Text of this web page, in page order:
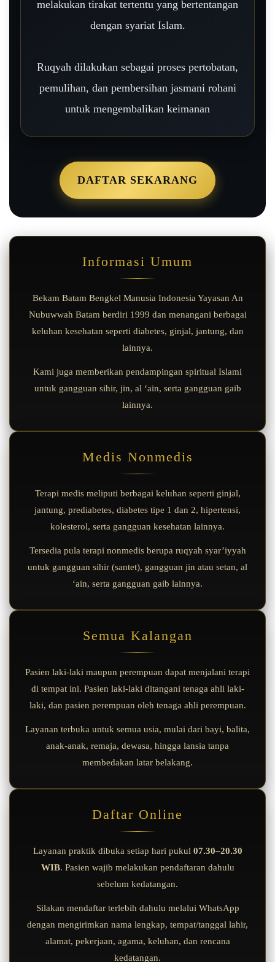
melakukan tirakat tertentu yang bertentangan
dengan syariat Islam.
Ruqyah dilakukan sebagai proses pertobatan,
pemulihan, dan pembersihan jasmani rohani
untuk mengembalikan keimanan
DAFTAR SEKARANG
Informasi Umum
Bekam Batam Bengkel Manusia Indonesia Yayasan An
Nubuwwah Batam berdiri 1999 dan menangani berbagai
keluhan kesehatan seperti diabetes, ginjal, jantung, dan
lainnya.
Kami juga memberikan pendampingan spiritual Islami
untuk gangguan sihir, jin, al ‘ain, serta gangguan gaib
lainnya.
Medis Nonmedis
Terapi medis meliputi berbagai keluhan seperti ginjal,
jantung, prediabetes, diabetes tipe 1 dan 2, hipertensi,
kolesterol, serta gangguan kesehatan lainnya.
Tersedia pula terapi nonmedis berupa ruqyah syar’iyyah
untuk gangguan sihir (santet), gangguan jin atau setan, al
‘ain, serta gangguan gaib lainnya.
Semua Kalangan
Pasien laki-laki maupun perempuan dapat menjalani terapi
di tempat ini. Pasien laki-laki ditangani tenaga ahli laki-
laki, dan pasien perempuan oleh tenaga ahli perempuan.
Layanan terbuka untuk semua usia, mulai dari bayi, balita,
anak-anak, remaja, dewasa, hingga lansia tanpa
membedakan latar belakang.
Daftar Online
Layanan praktik dibuka setiap hari pukul 07.30–20.30
WIB. Pasien wajib melakukan pendaftaran dahulu
sebelum kedatangan.
Silakan mendaftar terlebih dahulu melalui WhatsApp
dengan mengirimkan nama lengkap, tempat/tanggal lahir,
alamat, pekerjaan, agama, keluhan, dan rencana
kedatangan.